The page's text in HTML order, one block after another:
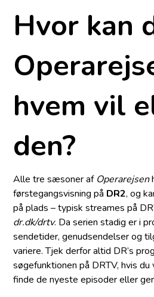
Hvor kan
hvem vil
den?
Alle tre sæsoner af Operarejsen
førstegangsvisning på DR2, og
på plads – typisk streames på
dr.dk/drtv. Da serien stadig er i
sendetider, genudsendelser og
variere. Tjek derfor altid DR’s
søgefunktionen på DRTV, hvis
finde de nyeste episoder eller